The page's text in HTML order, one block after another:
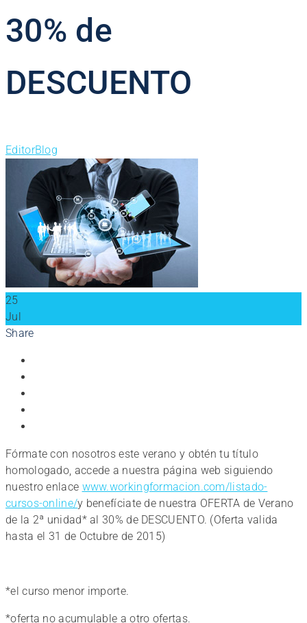
30% de
DESCUENTO
EditorBlog
25
Jul
Share
Fórmate con nosotros este verano y obtén tu título
homologado, accede a nuestra página web siguiendo
nuestro enlace www.workingformacion.com/listado-
cursos-online/y benefíciate de nuestra OFERTA de Verano
de la 2ª unidad* al 30% de DESCUENTO. (Oferta valida
hasta el 31 de Octubre de 2015)
*el curso menor importe.
*oferta no acumulable a otro ofertas.